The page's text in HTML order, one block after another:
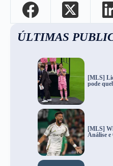
ÚLTIMAS
[MLS]
pode
[MLS]
Análise